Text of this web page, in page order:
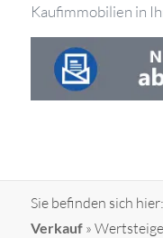
Kaufimmobilien in
Sie befinden sich hier:
Verkauf»